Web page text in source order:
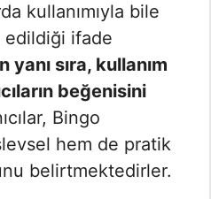
kullanımıyla bile
ifade
yanı sıra, kullanım
beğenisini
Bingo
hem de pratik
belirtmektedirler.